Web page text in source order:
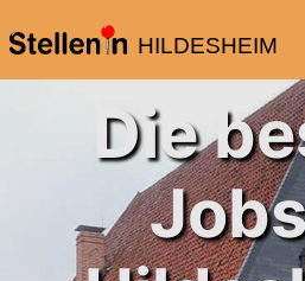
HILDESHEIM
Die